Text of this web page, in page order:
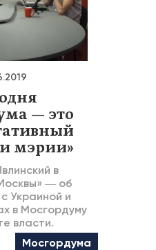
— это
мэрии»
в
― об
Украиной и
в Мосгордуму
власти.
Мосгордума